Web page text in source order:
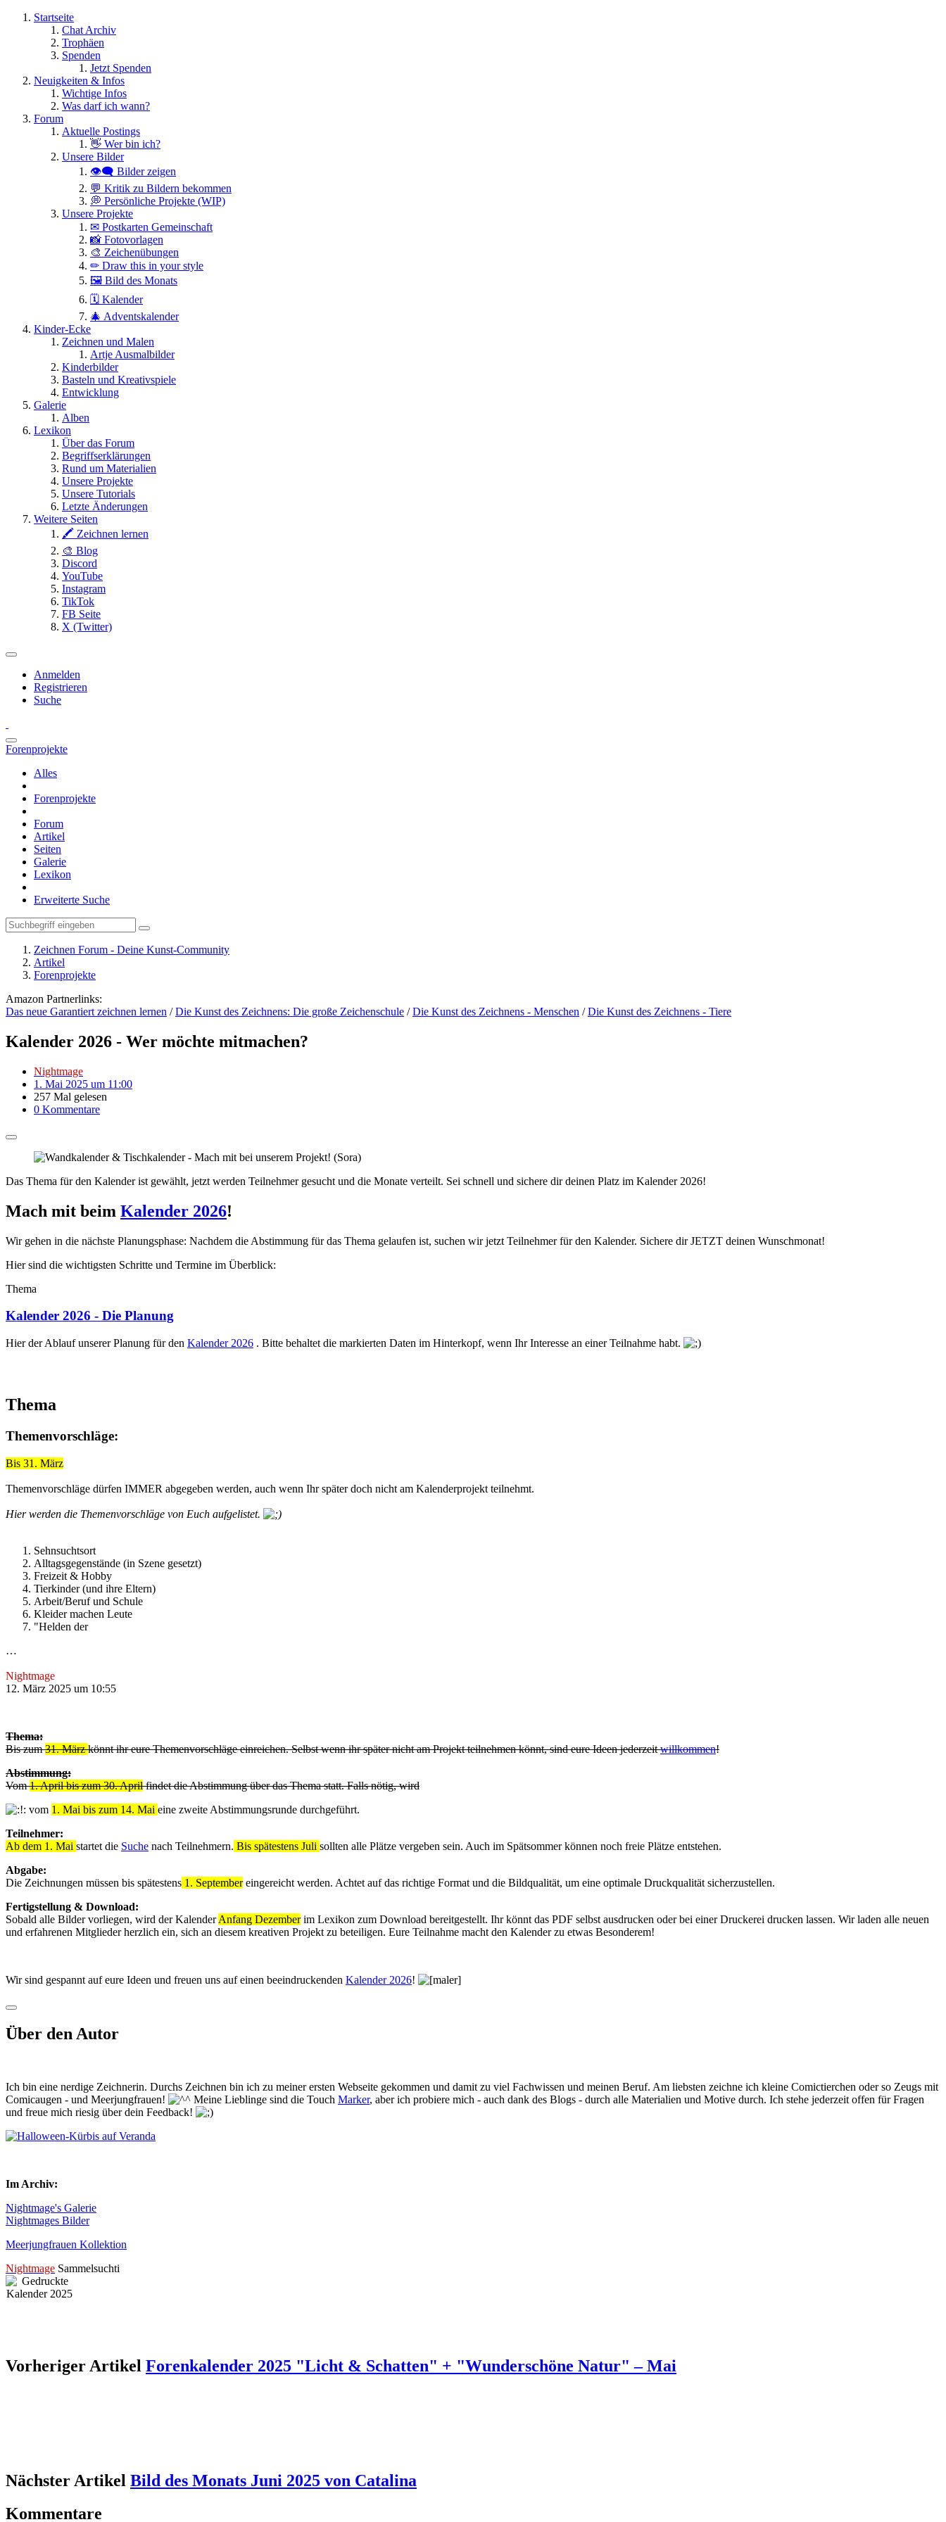
Startseite
Chat Archiv
Trophäen
Spenden
Jetzt Spenden
Neuigkeiten & Infos
Wichtige Infos
Was darf ich wann?
Forum
Aktuelle Postings
👋 Wer bin ich?
Unsere Bilder
👁️‍🗨️ Bilder zeigen
💬 Kritik zu Bildern bekommen
💭 Persönliche Projekte (WIP)
Unsere Projekte
✉ Postkarten Gemeinschaft
📸 Fotovorlagen
🎨 Zeichenübungen
✏ Draw this in your style
🖼 Bild des Monats
🗓 Kalender
🎄 Adventskalender
Kinder-Ecke
Zeichnen und Malen
Artje Ausmalbilder
Kinderbilder
Basteln und Kreativspiele
Entwicklung
Galerie
Alben
Lexikon
Über das Forum
Begriffserklärungen
Rund um Materialien
Unsere Projekte
Unsere Tutorials
Letzte Änderungen
Weitere Seiten
🖍 Zeichnen lernen
🎨 Blog
Discord
YouTube
Instagram
TikTok
FB Seite
X (Twitter)
Anmelden
Registrieren
Suche
Forenprojekte
Alles
Forenprojekte
Forum
Artikel
Seiten
Galerie
Lexikon
Erweiterte Suche
Zeichnen Forum - Deine Kunst-Community
Artikel
Forenprojekte
Amazon Partnerlinks:
Das neue Garantiert zeichnen lernen /Die Kunst des Zeichnens: Die große Zeichenschule /Die Kunst des Zeichnens - Menschen /Die Kunst des Zeichnens - Tiere
Kalender 2026 - Wer möchte mitmachen?
Nightmage
1. Mai 2025 um 11:00
257 Mal gelesen
0 Kommentare
Das Thema für den Kalender ist gewählt, jetzt werden Teilnehmer gesucht und die Monate verteilt. Sei schnell und sichere dir deinen Platz im Kalender 2026!
Mach mit beim Kalender 2026!
Wir gehen in die nächste Planungsphase: Nachdem die Abstimmung für das Thema gelaufen ist, suchen wir jetzt Teilnehmer für den Kalender. Sichere dir JETZT deinen Wunschmonat!
Hier sind die wichtigsten Schritte und Termine im Überblick:
Thema
Kalender 2026 - Die Planung
Hier der Ablauf unserer Planung für den Kalender 2026 . Bitte behaltet die markierten Daten im Hinterkopf, wenn Ihr Interesse an einer Teilnahme habt.
Thema
Themenvorschläge:
Bis 31. März
Themenvorschläge dürfen IMMER abgegeben werden, auch wenn Ihr später doch nicht am Kalenderprojekt teilnehmt.
Hier werden die Themenvorschläge von Euch aufgelistet.
Sehnsuchtsort
Alltagsgegenstände (in Szene gesetzt)
Freizeit & Hobby
Tierkinder (und ihre Eltern)
Arbeit/Beruf und Schule
Kleider machen Leute
"Helden der
…
Nightmage
12. März 2025 um 10:55
Thema:
Bis zum31. Märzkönnt ihr eure Themenvorschläge einreichen. Selbst wenn ihr später nicht am Projekt teilnehmen könnt, sind eure Ideen jederzeitwillkommen!
Abstimmung:
Vom1. April bis zum 30. Aprilfindet die Abstimmung über das Thema statt. Falls nötig, wird
vom 1. Mai bis zum 14. Mai eine zweite Abstimmungsrunde durchgeführt.
Teilnehmer:
Ab dem 1. Mai startet die Suche nach Teilnehmern. Bis spätestens Juli sollten alle Plätze vergeben sein. Auch im Spätsommer können noch freie Plätze entstehen.
Abgabe:
Die Zeichnungen müssen bis spätestens 1. Septembereingereicht werden. Achtet auf das richtige Format und die Bildqualität, um eine optimale Druckqualität sicherzustellen.
Fertigstellung & Download:
Sobald alle Bilder vorliegen, wird der KalenderAnfang Dezemberim Lexikon zum Download bereitgestellt. Ihr könnt das PDF selbst ausdrucken oder bei einer Druckerei drucken lassen. Wir laden alle neuen
und erfahrenen Mitglieder herzlich ein, sich an diesem kreativen Projekt zu beteiligen. Eure Teilnahme macht den Kalender zu etwas Besonderem!
Wir sind gespannt auf eure Ideen und freuen uns auf einen beeindruckenden Kalender 2026!
Über den Autor
Ich bin eine nerdige Zeichnerin. Durchs Zeichnen bin ich zu meiner ersten Webseite gekommen und damit zu viel Fachwissen und meinen Beruf. Am liebsten zeichne ich kleine Comictierchen oder so Zeugs mit
Comicaugen - und Meerjungfrauen!
Meine Lieblinge sind die Touch Marker, aber ich probiere mich - auch dank des Blogs - durch alle Materialien und Motive durch. Ich stehe jederzeit offen für Fragen
und freue mich riesig über dein Feedback!
Im Archiv:
Nightmage's Galerie
Nightmages Bilder
Meerjungfrauen Kollektion
Nightmage Sammelsuchti
Vorheriger Artikel Forenkalender 2025 "Licht & Schatten" + "Wunderschöne Natur" – Mai
Nächster Artikel Bild des Monats Juni 2025 von Catalina
Kommentare